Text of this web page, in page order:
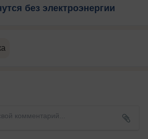
без электроэнергии